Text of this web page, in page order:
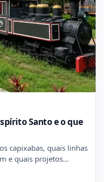
Santo e o que
capixabas, quais linhas
e quais projetos…